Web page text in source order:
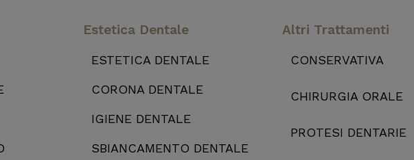
Estetica Dentale
ESTETICA DENTALE
CORONA DENTALE
IGIENE DENTALE
SBIANCAMENTO DENTALE
Altri Trattamenti
CONSERVATIVA
CHIRURGIA ORALE
PROTESI DENTARIE